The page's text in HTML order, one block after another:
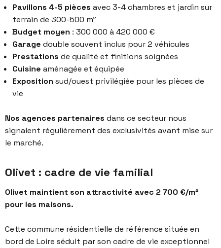
Pavillons 4-5 pièces avec 3-4 chambres et jardin sur
terrain de 300-500 m²
Budget moyen : 300 000 à 420 000 €
Garage double souvent inclus pour 2 véhicules
Prestations de qualité et finitions soignées
Cuisine aménagée et équipée
Exposition sud/ouest privilégiée pour les pièces de
vie
Nos agences partenaires dans ce secteur nous
signalent régulièrement des exclusivités avant mise sur
le marché.
Olivet : cadre de vie familial
Olivet maintient son attractivité avec 2 700 €/m²
pour les maisons.
Cette commune résidentielle de référence située en
bord de Loire séduit par son cadre de vie exceptionnel